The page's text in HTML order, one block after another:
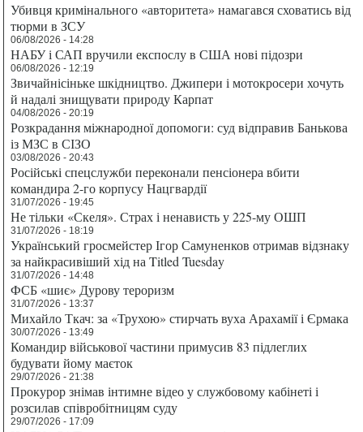
Убивця кримінального «авторитета» намагався сховатись від
тюрми в ЗСУ
06/08/2026 - 14:28
НАБУ і САП вручили експослу в США нові підозри
06/08/2026 - 12:19
Звичайнісіньке шкідництво. Джипери і мотокросери хочуть
й надалі знищувати природу Карпат
04/08/2026 - 20:19
Розкрадання міжнародної допомоги: суд відправив Банькова
із МЗС в СІЗО
03/08/2026 - 20:43
Російські спецслужби переконали пенсіонера вбити
командира 2-го корпусу Нацгвардії
31/07/2026 - 19:45
Не тільки «Скеля». Страх і ненависть у 225-му ОШП
31/07/2026 - 18:19
Український гросмейстер Ігор Самуненков отримав відзнаку
за найкрасивіший хід на Titled Tuesday
31/07/2026 - 14:48
ФСБ «шиє» Дурову тероризм
31/07/2026 - 13:37
Михайло Ткач: за «Трухою» стирчать вуха Арахамії і Єрмака
30/07/2026 - 13:49
Командир військової частини примусив 83 підлеглих
будувати йому маєток
29/07/2026 - 21:38
Прокурор знімав інтимне відео у службовому кабінеті і
розсилав співробітницям суду
29/07/2026 - 17:09